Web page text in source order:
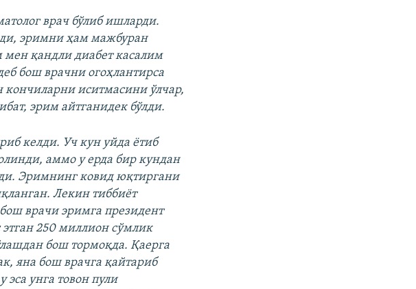
врач бўлиб ишларди.
эримни ҳам мажбуран
қандли диабет касалим
бош врачни огоҳлантирса
иситмасини ўлчар,
эрим айтганидек бўлди.
келди. Уч кун уйда ётиб
аммо у ерда бир кундан
Эримнинг ковид юқтиргани
Лекин тиббиёт
врачи эримга президент
этган 250 миллион сўмлик
бош тормоқда. Қаерга
яна бош врачга қайтариб
эса унга товон пули